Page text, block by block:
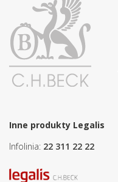
Inne produkty Legalis
Infolinia: 22 311 22 22